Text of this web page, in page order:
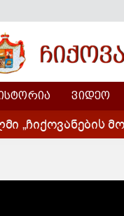
ᲕᲘᲓᲔᲝ
„ჩიქოვანების